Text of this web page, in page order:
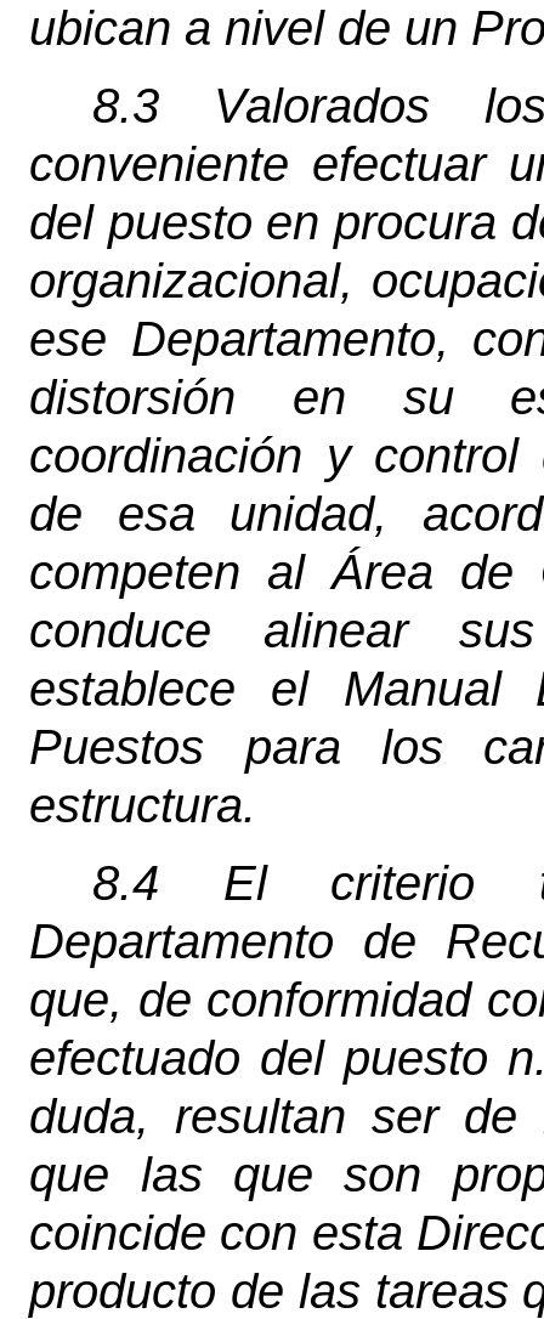
ubican a nivel de un
8.3 Valorados
conveniente efectuar
del puesto en procura
organizacional,
ese Departamento,
distorsión en su
coordinación y
de esa unidad,
competen al Área de
conduce alinear
establece el Manual
Puestos para los
estructura.
8.4 El criterio
Departamento de
que, de conformidad
efectuado del puesto
duda, resultan ser de
que las que son
coincide con esta
producto de las tareas